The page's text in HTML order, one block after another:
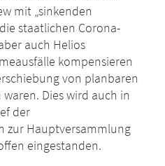
mit „sinkenden
staatlichen Corona-
auch Helios
kompensieren
von planbaren
Dies wird auch in
der
zur Hauptversammlung
eingestanden.